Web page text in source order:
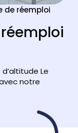
de réemploi
Le
notre